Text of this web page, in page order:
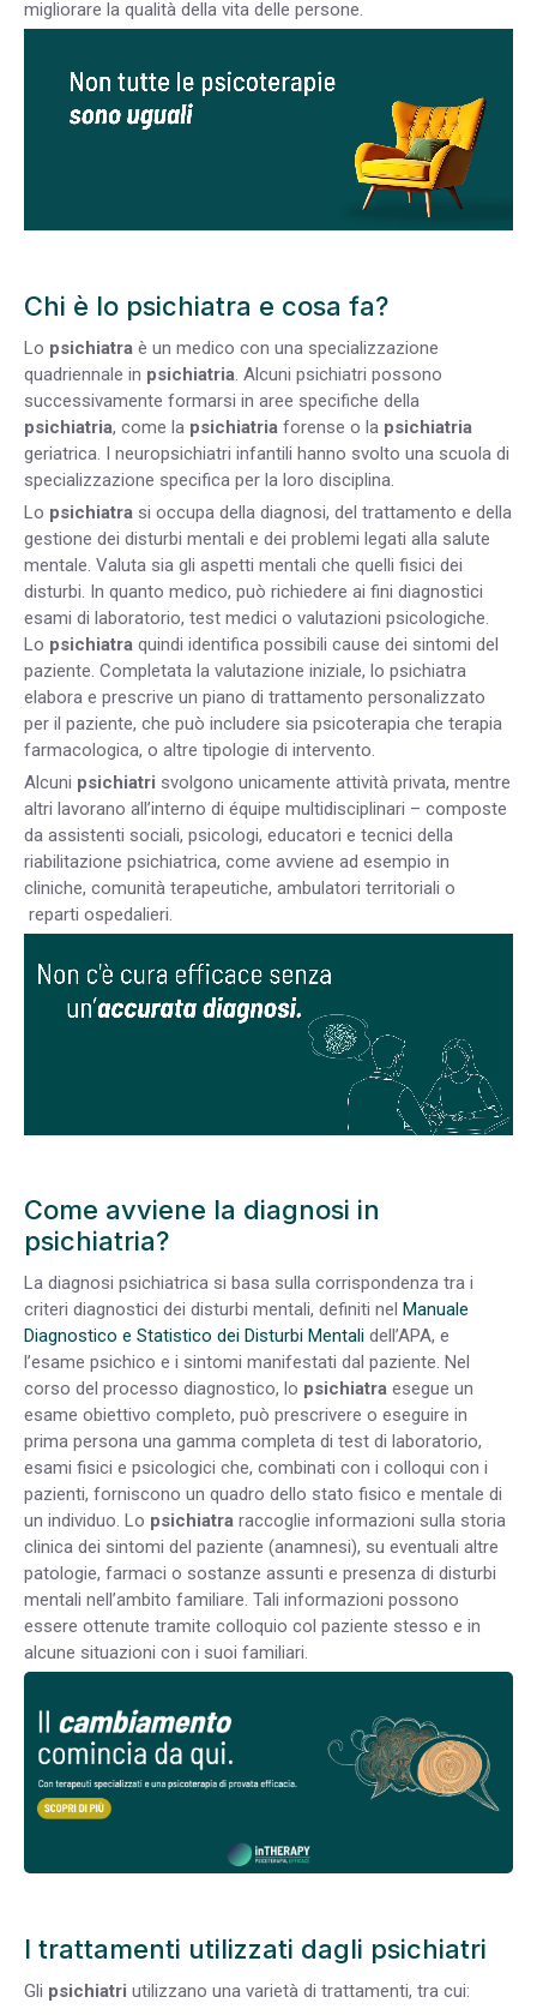
migliorare la qualità della vita delle persone.
Chi è lo psichiatra e cosa fa?
Lo psichiatra è un medico con una specializzazione
quadriennale in psichiatria . Alcuni psichiatri possono
successivamente formarsi in aree specifiche della
psichiatria, come la psichiatria forense o la psichiatria
geriatrica. I neuropsichiatri infantili hanno svolto una scuola di
specializzazione specifica per la loro disciplina.
Lo psichiatra si occupa della diagnosi, del trattamento e della
gestione dei disturbi mentali e dei problemi legati alla salute
mentale. Valuta sia gli aspetti mentali che quelli fisici dei
disturbi. In quanto medico, può richiedere ai fini diagnostici
esami di laboratorio, test medici o valutazioni psicologiche.
Lo psichiatra quindi identifica possibili cause dei sintomi del
paziente. Completata la valutazione iniziale, lo psichiatra
elabora e prescrive un piano di trattamento personalizzato
per il paziente, che può includere sia psicoterapia che terapia
farmacologica, o altre tipologie di intervento.
Alcuni psichiatri svolgono unicamente attività privata, mentre
altri lavorano all’interno di équipe multidisciplinari – composte
da assistenti sociali, psicologi, educatori e tecnici della
riabilitazione psichiatrica, come avviene ad esempio in
cliniche, comunità terapeutiche, ambulatori territoriali o
reparti ospedalieri.
Come avviene la diagnosi in
psichiatria?
La diagnosi psichiatrica si basa sulla corrispondenza tra i
criteri diagnostici dei disturbi mentali, definiti nel Manuale
Diagnostico e Statistico dei Disturbi Mentali dell’APA, e
l’esame psichico e i sintomi manifestati dal paziente. Nel
corso del processo diagnostico, lo psichiatra esegue un
esame obiettivo completo, può prescrivere o eseguire in
prima persona una gamma completa di test di laboratorio,
esami fisici e psicologici che, combinati con i colloqui con i
pazienti, forniscono un quadro dello stato fisico e mentale di
un individuo. Lo psichiatra raccoglie informazioni sulla storia
clinica dei sintomi del paziente (anamnesi), su eventuali altre
patologie, farmaci o sostanze assunti e presenza di disturbi
mentali nell’ambito familiare. Tali informazioni possono
essere ottenute tramite colloquio col paziente stesso e in
alcune situazioni con i suoi familiari.
I trattamenti utilizzati dagli psichiatri
Gli psichiatri utilizzano una varietà di trattamenti, tra cui: